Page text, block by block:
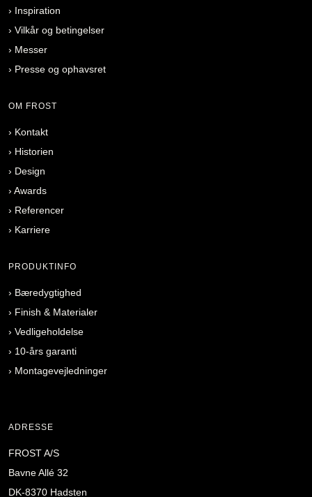
› Inspiration
› Vilkår og betingelser
› Messer
› Presse og ophavsret
OM FROST
› Kontakt
› Historien
› Design
› Awards
› Referencer
› Karriere
PRODUKTINFO
› Bæredygtighed
› Finish & Materialer
› Vedligeholdelse
› 10-års garanti
› Montagevejledninger
ADRESSE
FROST A/S
Bavne Allé 32
DK-8370 Hadsten